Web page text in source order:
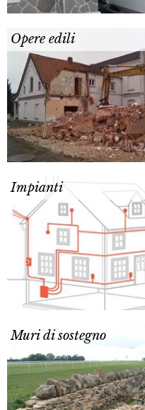
Opere edili
Impianti
Muri di sostegno